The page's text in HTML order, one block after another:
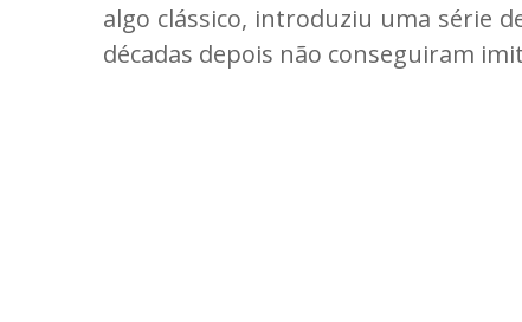
algo clássico, introduziu uma série
décadas depois não conseguiram